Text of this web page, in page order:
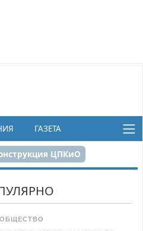
ГАЗЕТА
ЦПКиО
ОБЩЕСТВО